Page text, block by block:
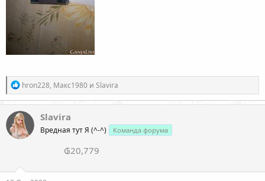
Р
е
а
к
ц
и
и
hron228, Макс1980 и Slavira
Slavira
Вредная тут Я (^-^) Команда форума
₲20,779